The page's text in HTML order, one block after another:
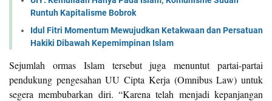
Runtuh Kapitalisme Bobrok
Idul Fitri Momentum Mewujudkan Ketakwaan dan Persatuan
Hakiki Dibawah Kepemimpinan Islam
Sejumlah ormas Islam tersebut juga menuntut partai-partai
pendukung pengesahan UU Cipta Kerja (Omnibus Law) untuk
segera membubarkan diri. “Karena telah menjadi kepanjangan